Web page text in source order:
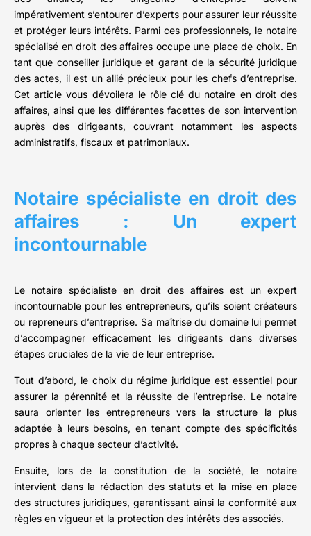
impérativement s’entourer d’experts pour assurer leur réussite
et protéger leurs intérêts. Parmi ces professionnels, le notaire
spécialisé en droit des affaires occupe une place de choix. En
tant que conseiller juridique et garant de la sécurité juridique
des actes, il est un allié précieux pour les chefs d’entreprise.
Cet article vous dévoilera le rôle clé du notaire en droit des
affaires, ainsi que les différentes facettes de son intervention
auprès des dirigeants, couvrant notamment les aspects
administratifs, fiscaux et patrimoniaux.
Notaire spécialiste en droit des
affaires : Un expert
incontournable
Le notaire spécialiste en droit des affaires est un expert
incontournable pour les entrepreneurs, qu’ils soient créateurs
ou repreneurs d’entreprise. Sa maîtrise du domaine lui permet
d’accompagner efficacement les dirigeants dans diverses
étapes cruciales de la vie de leur entreprise.
Tout d’abord, le choix du régime juridique est essentiel pour
assurer la pérennité et la réussite de l’entreprise. Le notaire
saura orienter les entrepreneurs vers la structure la plus
adaptée à leurs besoins, en tenant compte des spécificités
propres à chaque secteur d’activité.
Ensuite, lors de la constitution de la société, le notaire
intervient dans la rédaction des statuts et la mise en place
des structures juridiques, garantissant ainsi la conformité aux
règles en vigueur et la protection des intérêts des associés.